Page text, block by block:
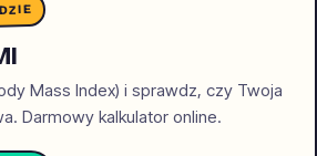
Mass Index) i sprawdz, czy Twoja
Darmowy kalkulator online.